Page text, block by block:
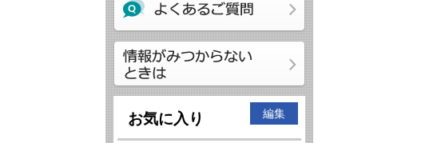
お気に入り 編集